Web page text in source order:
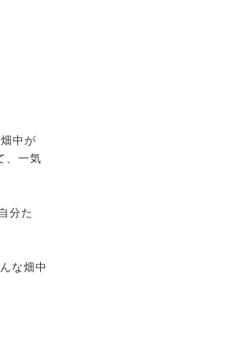
中が
、一気
分た
な畑中